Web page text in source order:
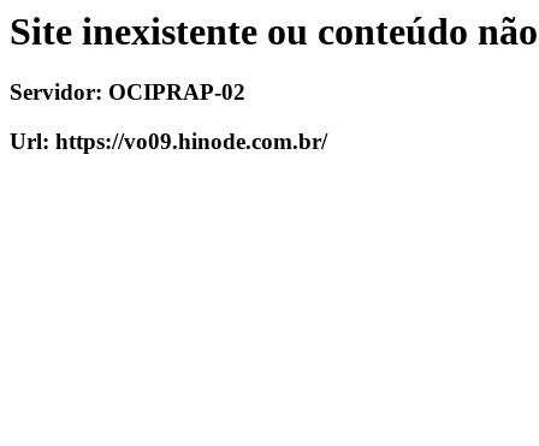
Site inexistente ou conteúdo
Servidor: OCIPRAP-02
Url: https://vo09.hinode.com.br/